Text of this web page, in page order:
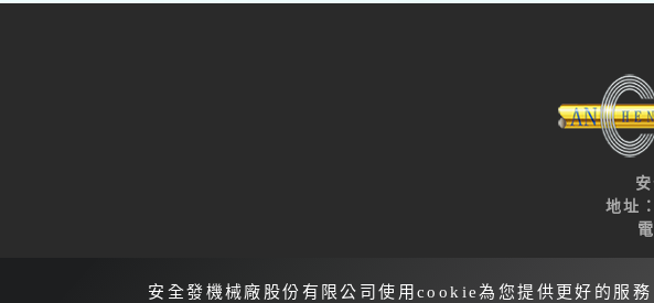
安全發機械廠股份有限公司使用cookie為您提供更好的服
地址